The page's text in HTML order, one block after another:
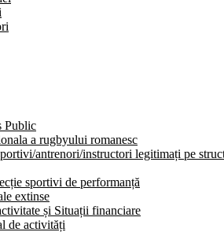
Public
a rugbyului romanesc
antrenori/instructori legitimați pe
sportivi de performanță
extinse
și Situații financiare
de activități